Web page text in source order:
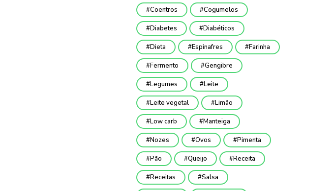
Coentros Cogumelos
Diabetes Diabéticos
Dieta Espinafres Farinha
Fermento Gengibre
Legumes Leite
Leite vegetal Limão
Low carb Manteiga
Nozes Ovos Pimenta
Pão Queijo Receita
Receitas Salsa